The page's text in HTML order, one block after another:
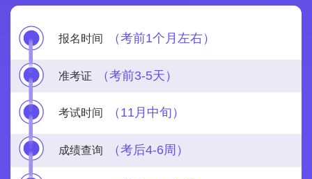
报名时间 （考前1个月左右）
准考证 （考前3-5天）
考试时间 （11月中旬）
成绩查询 （考后4-6周）